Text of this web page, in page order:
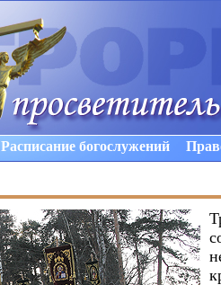
Расписание богослужений